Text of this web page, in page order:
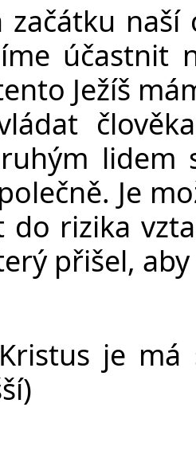
naší
účastnit
Ježíš
lidem
Je
do rizika
přišel,
je má